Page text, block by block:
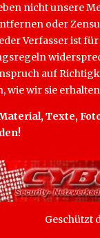
nicht unsere
oder
Verfasser ist
auf
wie wir sie
Texte,
Geschützt